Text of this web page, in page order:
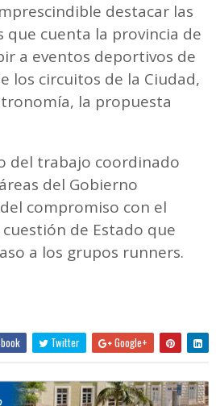
destacar las
que cuenta la provincia de
a eventos deportivos de
los circuitos de la Ciudad,
la propuesta
del trabajo coordinado
del Gobierno
compromiso con el
de Estado que
a los grupos runners.
Twitter Google+